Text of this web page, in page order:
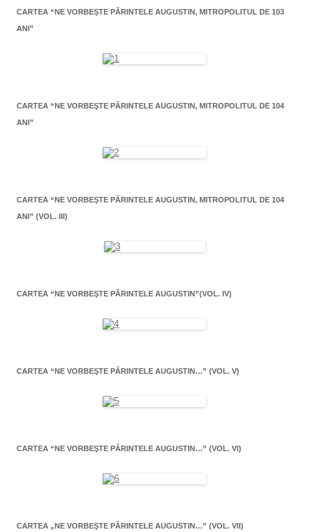
CARTEA “NE VORBEŞTE PĂRINTELE AUGUSTIN, MITROPOLITUL DE 103
ANI”
CARTEA “NE VORBEŞTE PĂRINTELE AUGUSTIN, MITROPOLITUL DE 104
ANI”
CARTEA “NE VORBEŞTE PĂRINTELE AUGUSTIN, MITROPOLITUL DE 104
ANI” (VOL. III)
CARTEA “NE VORBEŞTE PĂRINTELE AUGUSTIN”(VOL. IV)
CARTEA “NE VORBEŞTE PĂRINTELE AUGUSTIN…” (VOL. V)
CARTEA “NE VORBEŞTE PĂRINTELE AUGUSTIN…” (VOL. VI)
CARTEA „NE VORBEŞTE PĂRINTELE AUGUSTIN…” (VOL. VII)